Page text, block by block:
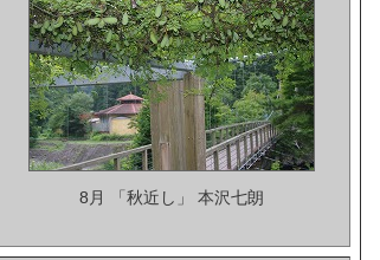
8月 「秋近し」 本沢七朗